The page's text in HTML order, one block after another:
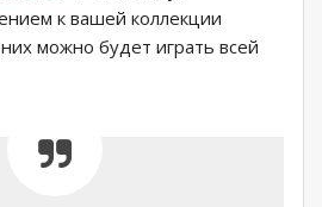
к вашей коллекции
можно будет играть всей